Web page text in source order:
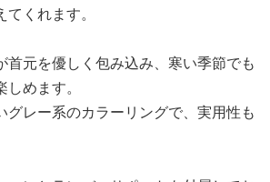
くれます。
首元を優しく包み込み、寒い季節でも
めます。
グレー系のカラーリングで、実用性も